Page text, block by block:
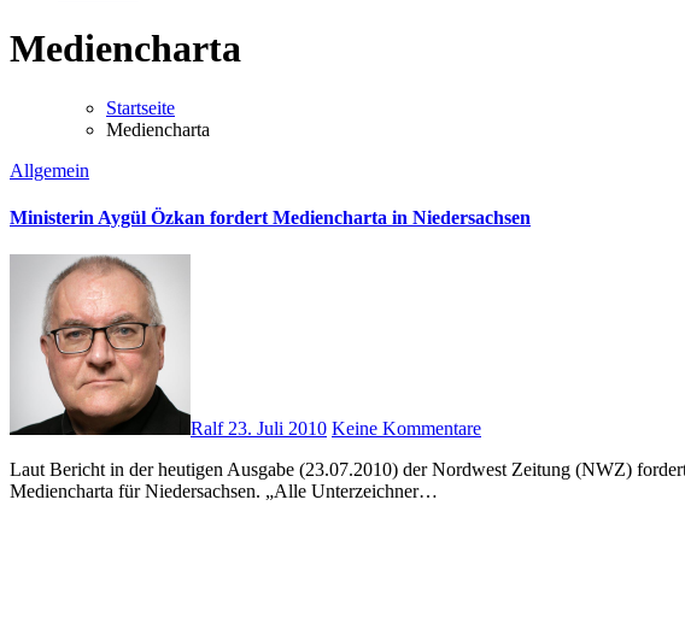
Mediencharta
Startseite
Mediencharta
Allgemein
Ministerin Aygül Özkan fordert Mediencharta in Niedersachsen
Ralf23. Juli 2010 Keine Kommentare
Laut Bericht in der heutigen Ausgabe (23.07.2010) der Nordwest Zeitung (NWZ) fordert die niedersächsische Ministerin für Soziales, Frauen, Familie, Gesundheit und Integration, Aygül Özkan, eine
Mediencharta für Niedersachsen. „Alle Unterzeichner…